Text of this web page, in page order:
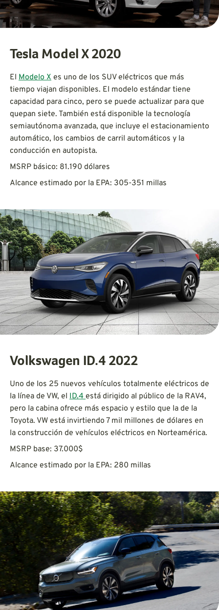
Tesla Model X 2020
El Modelo X es uno de los SUV eléctricos que más
tiempo viajan disponibles. El modelo estándar tiene
capacidad para cinco, pero se puede actualizar para que
quepan siete. También está disponible la tecnología
semiautónoma avanzada, que incluye el estacionamiento
automático, los cambios de carril automáticos y la
conducción en autopista.
MSRP básico: 81.190 dólares
Alcance estimado por la EPA: 305-351 millas
Volkswagen ID.4 2022
Uno de los 25 nuevos vehículos totalmente eléctricos de
la línea de VW, el ID.4 está dirigido al público de la RAV4,
pero la cabina ofrece más espacio y estilo que la de la
Toyota. VW está invirtiendo 7 mil millones de dólares en
la construcción de vehículos eléctricos en Norteamérica.
MSRP base: 37.000$
Alcance estimado por la EPA: 280 millas